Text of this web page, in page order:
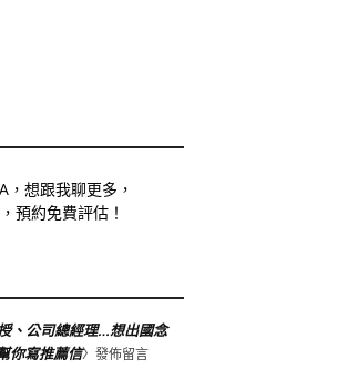
想跟我聊更多，
預約免費評估！
、公司總經理…想出國念
你寫推薦信〉發佈留言